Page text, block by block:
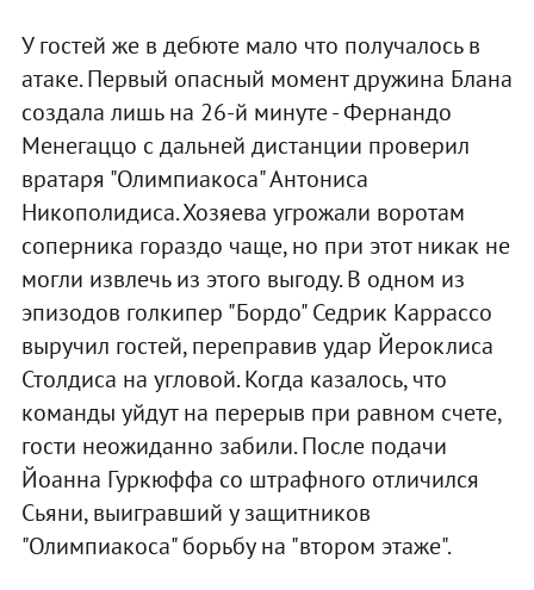
У гостей же в дебюте мало что получалось в
атаке. Первый опасный момент дружина Блана
создала лишь на 26-й минуте - Фернандо
Менегаццо с дальней дистанции проверил
вратаря "Олимпиакоса" Антониса
Никополидиса. Хозяева угрожали воротам
соперника гораздо чаще, но при этот никак не
могли извлечь из этого выгоду. В одном из
эпизодов голкипер "Бордо" Седрик Каррассо
выручил гостей, переправив удар Йероклиса
Столдиса на угловой. Когда казалось, что
команды уйдут на перерыв при равном счете,
гости неожиданно забили. После подачи
Йоанна Гуркюффа со штрафного отличился
Сьяни, выигравший у защитников
"Олимпиакоса" борьбу на "втором этаже".